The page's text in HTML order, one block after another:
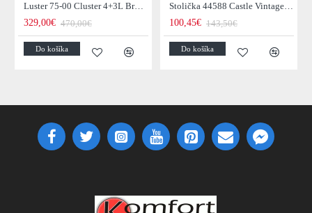
Luster 75-00 Cluster 4+3L Brown + Jantar Glass
329,00€ 470,00€
Do košíka
Stolička 44588 Castle Vintage Black
100,45€ 143,50€
Do košíka